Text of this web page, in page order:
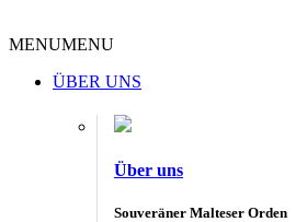
MENUMENU
ÜBER UNS
Über uns
Souveräner Malteser Orden